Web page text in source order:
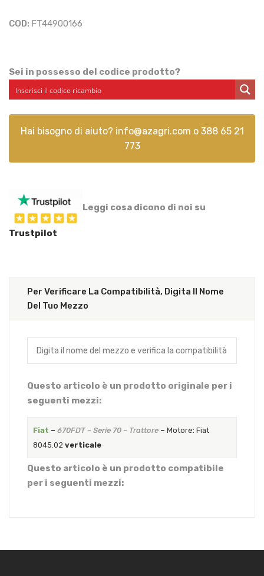
COD: FT44900166
Sei in possesso del codice prodotto?
Hai bisogno di aiuto? info@azagri.com o 388 65 21
773
Leggi cosa dicono di noi su
Trustpilot
Per Verificare La Compatibilità, Digita Il Nome
Del Tuo Mezzo
Questo articolo è un prodotto originale per i
seguenti mezzi:
Fiat – 670FDT – Serie 70 – Trattore– Motore: Fiat
8045.02 verticale
Questo articolo è un prodotto compatibile
per i seguenti mezzi: